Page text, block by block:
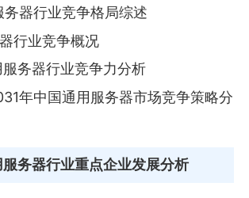
器行业竞争格局综述
行业竞争概况
务器行业竞争力分析
年中国通用服务器市场竞争策略分
务器行业重点企业发展分析